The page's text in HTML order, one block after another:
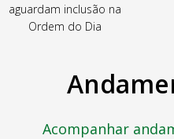
aguardam inclusão na
Ordem do Dia
Acompanhar